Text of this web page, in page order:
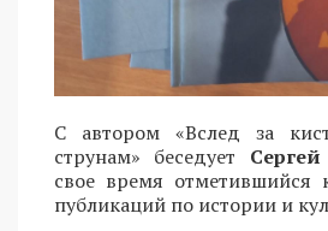
С автором «Вслед за
струнам» беседует
свое время
публикаций по истории и